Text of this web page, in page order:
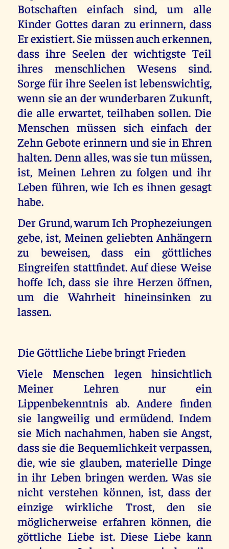
Botschaften einfach sind, um alle
Kinder Gottes daran zu erinnern, dass
Er existiert. Sie müssen auch erkennen,
dass ihre Seelen der wichtigste Teil
ihres menschlichen Wesens sind.
Sorge für ihre Seelen ist lebenswichtig,
wenn sie an der wunderbaren Zukunft,
die alle erwartet, teilhaben sollen. Die
Menschen müssen sich einfach der
Zehn Gebote erinnern und sie in Ehren
halten. Denn alles, was sie tun müssen,
ist, Meinen Lehren zu folgen und ihr
Leben führen, wie Ich es ihnen gesagt
habe.
Der Grund, warum Ich Prophezeiungen
gebe, ist, Meinen geliebten Anhängern
zu beweisen, dass ein göttliches
Eingreifen stattfindet. Auf diese Weise
hoffe Ich, dass sie ihre Herzen öffnen,
um die Wahrheit hineinsinken zu
lassen.
Die Göttliche Liebe bringt Frieden
Viele Menschen legen hinsichtlich
Meiner Lehren nur ein
Lippenbekenntnis ab. Andere finden
sie langweilig und ermüdend. Indem
sie Mich nachahmen, haben sie Angst,
dass sie die Bequemlichkeit verpassen,
die, wie sie glauben, materielle Dinge
in ihr Leben bringen werden. Was sie
nicht verstehen können, ist, dass der
einzige wirkliche Trost, den sie
möglicherweise erfahren können, die
göttliche Liebe ist. Diese Liebe kann